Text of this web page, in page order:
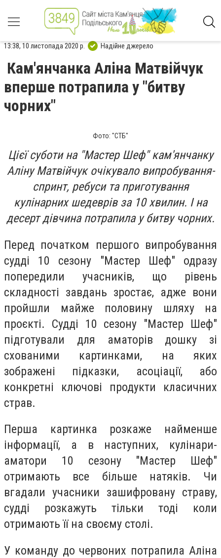
13:38, 10 листопада 2020 р. Надійне джерело
Кам'янчанка Аліна Матвійчук
вперше потрапила у "битву
чорних"
Фото: "СТБ"
Цієї суботи на "Мастер Шеф" кам'янчанку
Аліну Матвійчук очікувало випробування-
спринт, ребуси та приготування
кулінарних шедеврів за 10 хвилин. І на
десерт дівчина потрапила у битву чорних.
Перед початком першого випробування
судді 10 сезону "Мастер Шеф" одразу
попередили учасників, що рівень
складності завдань зростає, адже вони
пройшли майже половину шляху на
проєкті. Судді 10 сезону "Мастер Шеф"
підготували для аматорів дошку зі
схованими картинками, на яких
зображені підказки, асоціації, або
конкретні ключові продукти класичних
страв.
Перша картинка розкаже найменше
інформації, а в наступних, кулінари-
аматори 10 сезону "Мастер Шеф"
отримають все більше натяків. Чи
вгадали учасники зашифровану страву,
судді розкажуть тільки тоді коли
отримають її на своєму столі.
У команду до червоних потрапила Аліна